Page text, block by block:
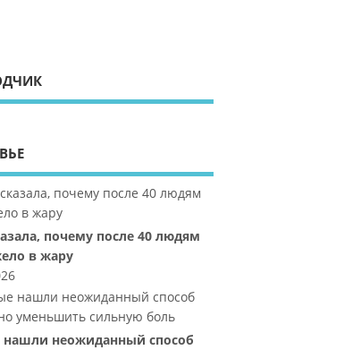
почему после 40 людям
в жару
нашли неожиданный способ